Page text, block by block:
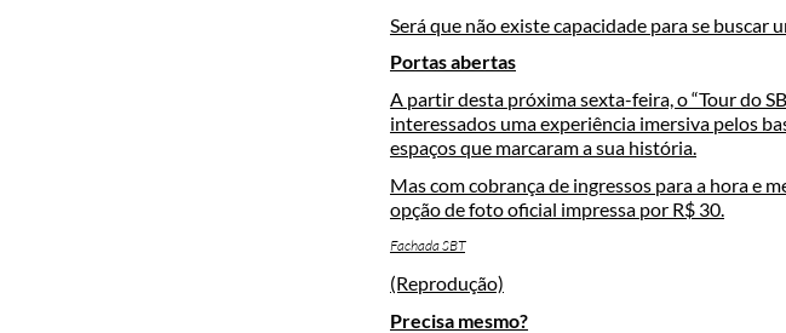
Será que não existe capacidade para se buscar
Portas abertas
A partir desta próxima sexta-feira, o “Tour do
interessados uma experiência imersiva pelos
espaços que marcaram a sua história.
Mas com cobrança de ingressos para a hora e
opção de foto oficial impressa por R$ 30.
Fachada SBT
(Reprodução)
Precisa mesmo?